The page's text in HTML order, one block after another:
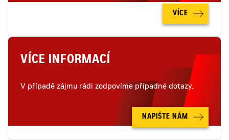
VÍCE
VÍCE INFORMACÍ
V případě zájmu rádi zodpovíme případné dotazy.
NAPIŠTE NÁM